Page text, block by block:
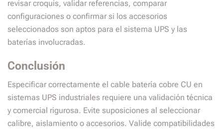
revisar croquis, validar referencias, comparar
configuraciones o confirmar si los accesorios
seleccionados son aptos para el sistema UPS y las
baterías involucradas.
Conclusión
Especificar correctamente el cable batería cobre CU en
sistemas UPS industriales requiere una validación técnica
y comercial rigurosa. Evite suposiciones al seleccionar
calibre, aislamiento o accesorios. Valide compatibilidades